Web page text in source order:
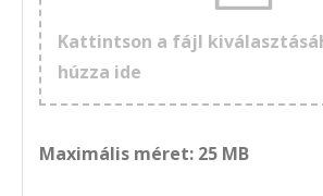
Kattintson a fájl
húzza ide
Maximális méret: 25 MB